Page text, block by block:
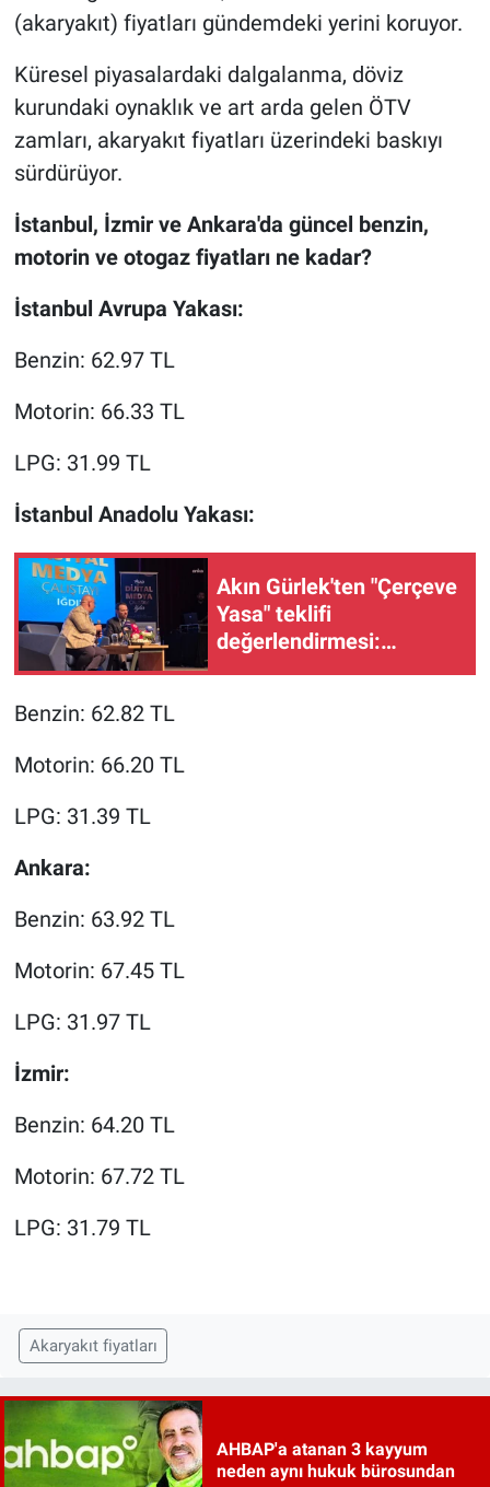
(akaryakıt) fiyatları gündemdeki yerini koruyor.
Küresel piyasalardaki dalgalanma, döviz
kurundaki oynaklık ve art arda gelen ÖTV
zamları, akaryakıt fiyatları üzerindeki baskıyı
sürdürüyor.
İstanbul, İzmir ve Ankara'da güncel benzin,
motorin ve otogaz fiyatları ne kadar?
İstanbul Avrupa Yakası:
Benzin: 62.97 TL
Motorin: 66.33 TL
LPG: 31.99 TL
İstanbul Anadolu Yakası:
Akın Gürlek'ten "Çerçeve
Yasa" teklifi
değerlendirmesi:
“Türkiye pazar günü
Benzin: 62.82 TL
Motorin: 66.20 TL
LPG: 31.39 TL
Ankara:
Benzin: 63.92 TL
Motorin: 67.45 TL
LPG: 31.97 TL
İzmir:
Benzin: 64.20 TL
Motorin: 67.72 TL
LPG: 31.79 TL
Akaryakıt fiyatları
AHBAP'a atanan 3 kayyum
neden aynı hukuk bürosundan